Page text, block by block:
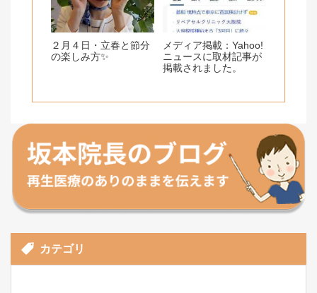
２月４日・立春と節分
の楽しみ方✨
メディア掲載：Yahoo!
ニュースに取材記事が
掲載されました。
カテゴリ